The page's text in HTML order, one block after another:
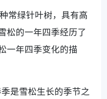
常绿针叶树，具有高
松的一年四季经历了
一年四季变化的描
是雪松生长的季节之